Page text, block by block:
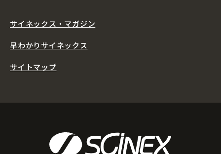
サイネックス・マガジン
早わかりサイネックス
サイトマップ